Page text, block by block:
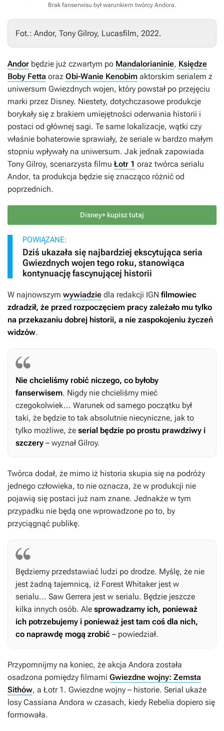
Brak fanserwisu był warunkiem twórcy Andora.
Fot.: Andor, Tony Gilroy, Lucasfilm, 2022.
Andor będzie już czwartym po Mandalorianinie, Księdze
Boby Fetta oraz Obi-Wanie Kenobim aktorskim serialem z
uniwersum Gwiezdnych wojen, który powstał po przejęciu
marki przez Disney. Niestety, dotychczasowe produkcje
borykały się z brakiem umiejętności oderwania historii i
postaci od głównej sagi. Te same lokalizacje, wątki czy
właśnie bohaterowie sprawiały, że seriale w bardzo małym
stopniu wpływały na uniwersum. Jak jednak zapowiada
Tony Gilroy, scenarzysta filmu Łotr 1 oraz twórca serialu
Andor, ta produkcja będzie się znacząco różnić od
poprzednich.
Disney+ kupisz tutaj
POWIĄZANE:
Dziś ukazała się najbardziej ekscytująca seria
Gwiezdnych wojen tego roku, stanowiąca
kontynuację fascynującej historii
W najnowszym wywiadzie dla redakcji IGN filmowiec
zdradził, że przed rozpoczęciem pracy zależało mu tylko
na przekazaniu dobrej historii, a nie zaspokojeniu życzeń
widzów.
Nie chcieliśmy robić niczego, co byłoby
fanserwisem. Nigdy nie chcieliśmy mieć
czegokolwiek... Warunek od samego początku był
taki, że będzie to tak absolutnie niecyniczne, jak to
tylko możliwe, że serial będzie po prostu prawdziwy i
szczery – wyznał Gilroy.
Twórca dodał, że mimo iż historia skupia się na podróży
jednego człowieka, to nie oznacza, że w produkcji nie
pojawią się postaci już nam znane. Jednakże w tym
przypadku nie będą one wprowadzone po to, by
przyciągnąć publikę.
Będziemy przedstawiać ludzi po drodze. Myślę, że nie
jest żadną tajemnicą, iż Forest Whitaker jest w
serialu... Saw Gerrera jest w serialu. Będzie jeszcze
kilka innych osób. Ale sprowadzamy ich, ponieważ
ich potrzebujemy i ponieważ jest tam coś dla nich,
co naprawdę mogą zrobić – powiedział.
Przypomnijmy na koniec, że akcja Andora została
osadzona pomiędzy filmami Gwiezdne wojny: Zemsta
Sithów, a Łotr 1. Gwiezdne wojny – historie. Serial ukaże
losy Cassiana Andora w czasach, kiedy Rebelia dopiero się
formowała.